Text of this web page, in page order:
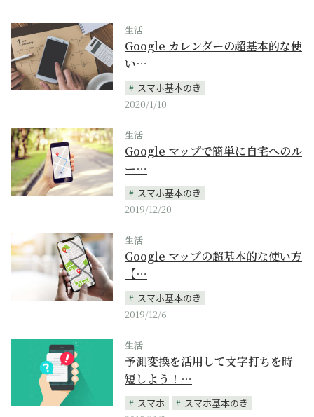
生活
Google カレンダーの超基本的な使
い…
スマホ基本のき
2020/1/10
生活
Google マップで簡単に自宅へのル
ー…
スマホ基本のき
2019/12/20
生活
Google マップの超基本的な使い方
【…
スマホ基本のき
2019/12/6
生活
予測変換を活用して文字打ちを時
短しよう！…
スマホ
スマホ基本のき